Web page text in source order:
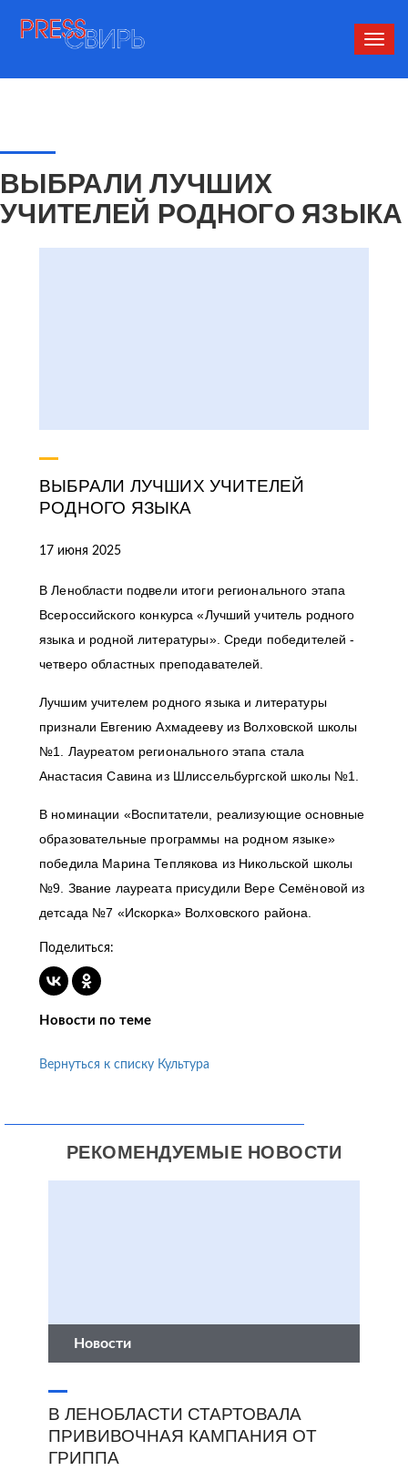
ВЫБРАЛИ ЛУЧШИХ
УЧИТЕЛЕЙ РОДНОГО ЯЗЫКА
ВЫБРАЛИ ЛУЧШИХ УЧИТЕЛЕЙ
РОДНОГО ЯЗЫКА
17 июня 2025
В Ленобласти подвели итоги регионального этапа
Всероссийского конкурса «Лучший учитель родного
языка и родной литературы». Среди победителей -
четверо областных преподавателей.
Лучшим учителем родного языка и литературы
признали Евгению Ахмадееву из Волховской школы
№1. Лауреатом регионального этапа стала
Анастасия Савина из Шлиссельбургской школы №1.
В номинации «Воспитатели, реализующие основные
образовательные программы на родном языке»
победила Марина Теплякова из Никольской школы
№9. Звание лауреата присудили Вере Семёновой из
детсада №7 «Искорка» Волховского района.
Поделиться:
Новости по теме
Вернуться к списку Культура
РЕКОМЕНДУЕМЫЕ НОВОСТИ
Новости
В ЛЕНОБЛАСТИ СТАРТОВАЛА
ПРИВИВОЧНАЯ КАМПАНИЯ ОТ
ГРИППА